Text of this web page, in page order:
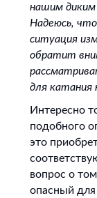
нашим диким
Надеюсь, что
ситуация
обратит
для катания
Интересно
подобного
это
вопрос о
опасный